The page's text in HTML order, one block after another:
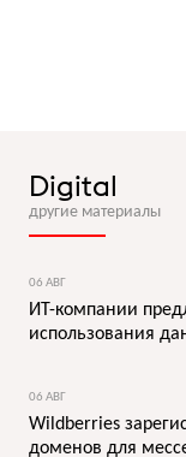
Digital
другие материалы
06 АВГ
ИТ-компании
использования
06 АВГ
Wildberries
доменов для